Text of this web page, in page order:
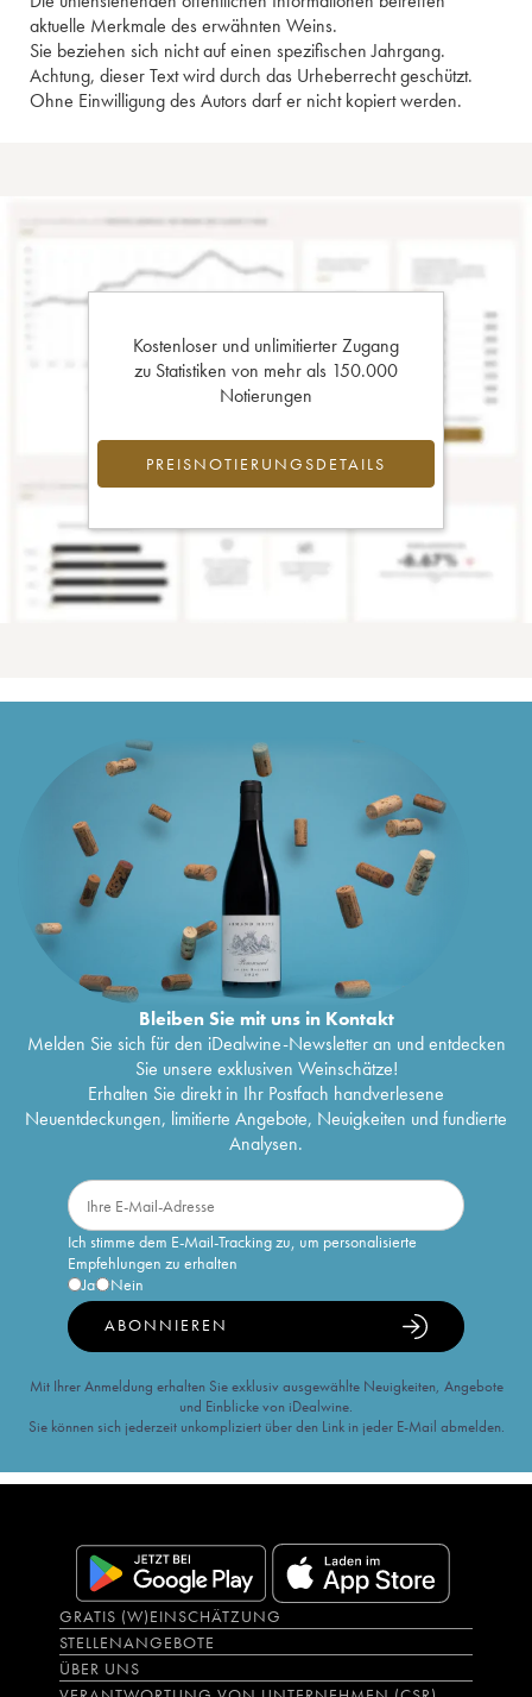
aktuelle Merkmale des erwähnten Weins.
Sie beziehen sich nicht auf einen spezifischen Jahrgang.
Achtung, dieser Text wird durch das Urheberrecht geschützt.
Ohne Einwilligung des Autors darf er nicht kopiert werden.
Kostenloser und unlimitierter Zugang
zu Statistiken von mehr als 150.000
Notierungen
PREISNOTIERUNGSDETAILS
Bleiben Sie mit uns in Kontakt
Melden Sie sich für den iDealwine-Newsletter an und entdecken
Sie unsere exklusiven Weinschätze!
Erhalten Sie direkt in Ihr Postfach handverlesene
Neuentdeckungen, limitierte Angebote, Neuigkeiten und fundierte
Analysen.
Ich stimme dem E-Mail-Tracking zu, um personalisierte
Empfehlungen zu erhalten
Ja
Nein
ABONNIEREN
Mit Ihrer Anmeldung erhalten Sie exklusiv ausgewählte Neuigkeiten, Angebote
und Einblicke von iDealwine.
Sie können sich jederzeit unkompliziert über den Link in jeder E-Mail abmelden.
GRATIS (W)EINSCHÄTZUNG
STELLENANGEBOTE
ÜBER UNS